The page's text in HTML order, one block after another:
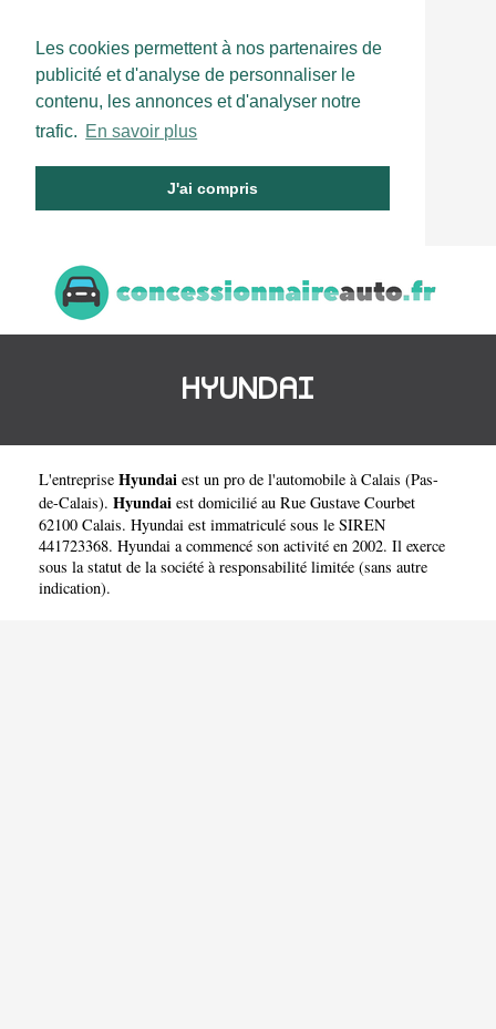
Les cookies permettent à nos partenaires de
publicité et d'analyse de personnaliser le
contenu, les annonces et d'analyser notre
trafic. En savoir plus
J'ai compris
HYUNDAI
L'entreprise Hyundai est un pro de l'automobile à Calais (Pas-
de-Calais). Hyundai est domicilié au Rue Gustave Courbet
62100 Calais. Hyundai est immatriculé sous le SIREN
441723368. Hyundai a commencé son activité en 2002. Il exerce
sous la statut de la société à responsabilité limitée (sans autre
indication).